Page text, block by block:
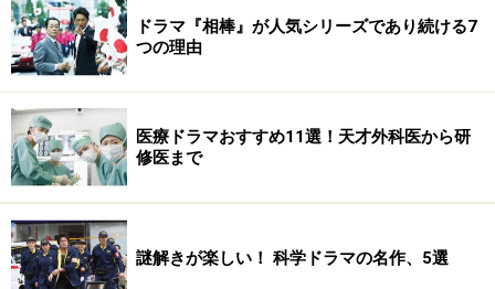
す。
二つの顔
「赤いシリーズ」と平行して宇津井健の主演作が多かっ
など1973～1983年の間に7作主演しています。まじめで
熱くていい人イメージは同じですが「赤いシリーズ」は
ドラマ『相棒』が人気シリーズであり続ける7
つの理由
医療ドラマおすすめ11選！天才外科医から研
修医まで
謎解きが楽しい！ 科学ドラマの名作、5選